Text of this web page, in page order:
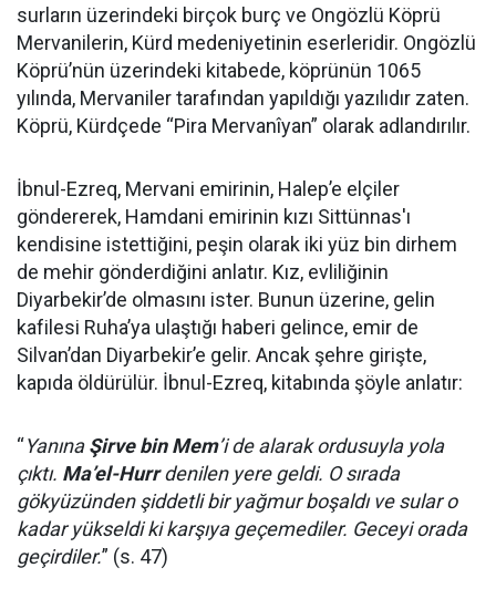
surların üzerindeki birçok burç ve Ongözlü Köprü
Mervanilerin, Kürd medeniyetinin eserleridir. Ongözlü
Köprü’nün üzerindeki kitabede, köprünün 1065
yılında, Mervaniler tarafından yapıldığı yazılıdır zaten.
Köprü, Kürdçede “Pira Mervanîyan” olarak adlandırılır.
İbnul-Ezreq, Mervani emirinin, Halep’e elçiler
göndererek, Hamdani emirinin kızı Sittünnas'ı
kendisine istettiğini, peşin olarak iki yüz bin dirhem
de mehir gönderdiğini anlatır. Kız, evliliğinin
Diyarbekir’de olmasını ister. Bunun üzerine, gelin
kafilesi Ruha’ya ulaştığı haberi gelince, emir de
Silvan’dan Diyarbekir’e gelir. Ancak şehre girişte,
kapıda öldürülür. İbnul-Ezreq, kitabında şöyle anlatır:
“YanınaŞirve bin Mem’i de alarak ordusuyla yola
çıktı. Ma’el-Hurrdenilen yere geldi. O sırada
gökyüzünden şiddetli bir yağmur boşaldı ve sular o
kadar yükseldi ki karşıya geçemediler. Geceyi orada
geçirdiler.” (s. 47)